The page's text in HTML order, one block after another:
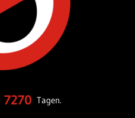
7270 Tagen.